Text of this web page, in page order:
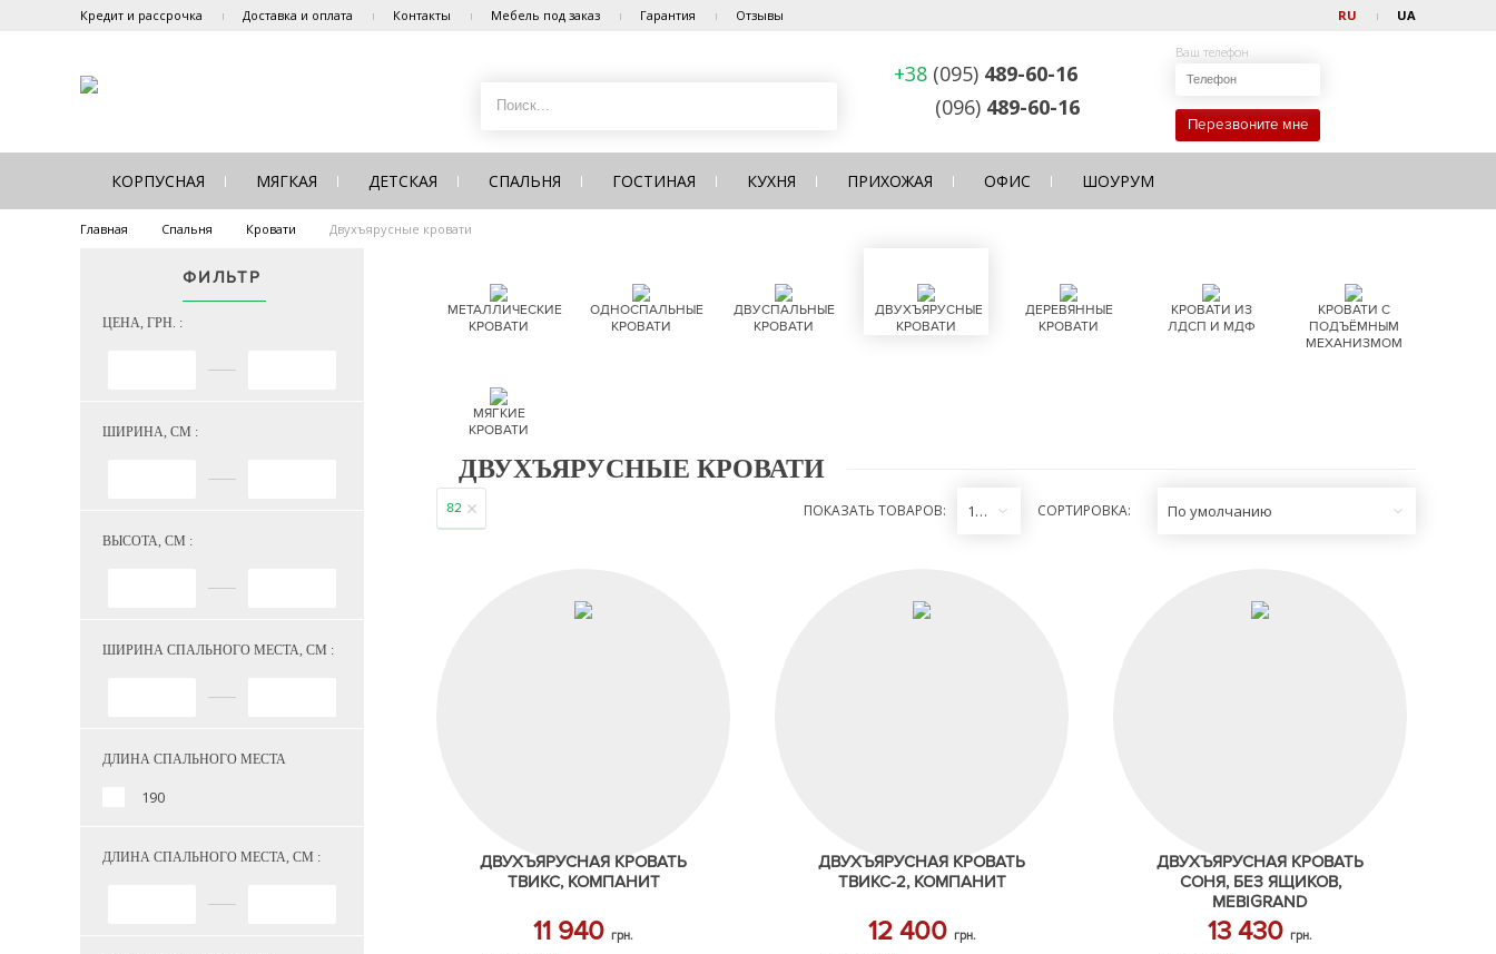
Кредит и рассрочка Доставка и оплата Контакты Мебель под заказ Гарантия Отзывы RU UA
+38 (095) 489-60-16
(096) 489-60-16
Ваш телефон
Перезвоните мне
КОРПУСНАЯ МЯГКАЯ ДЕТСКАЯ СПАЛЬНЯ ГОСТИНАЯ КУХНЯ ПРИХОЖАЯ ОФИС ШОУРУМ
Главная Спальня Кровати Двухъярусные кровати
ФИЛЬТР
ЦЕНА, ГРН. :
ШИРИНА, СМ :
ВЫСОТА, СМ :
ШИРИНА СПАЛЬНОГО МЕСТА, СМ :
ДЛИНА СПАЛЬНОГО МЕСТА
190
ДЛИНА СПАЛЬНОГО МЕСТА, СМ :
МЕТАЛЛИЧЕСКИЕ
КРОВАТИ
ОДНОСПАЛЬНЫЕ
КРОВАТИ
ДВУСПАЛЬНЫЕ
КРОВАТИ
ДВУХЪЯРУСНЫЕ
КРОВАТИ
ДЕРЕВЯННЫЕ
КРОВАТИ
КРОВАТИ ИЗ
ЛДСП И МДФ
КРОВАТИ С
ПОДЪЁМНЫМ
МЕХАНИЗМОМ
МЯГКИЕ
КРОВАТИ
ДВУХЪЯРУСНЫЕ КРОВАТИ
82 ПОКАЗАТЬ ТОВАРОВ: 12 СОРТИРОВКА: По умолчанию
ДВУХЪЯРУСНАЯ КРОВАТЬ
ТВИКС, КОМПАНИТ
11 940 грн.
ДВУХЪЯРУСНАЯ КРОВАТЬ
ТВИКС-2, КОМПАНИТ
12 400 грн.
ДВУХЪЯРУСНАЯ КРОВАТЬ
СОНЯ, БЕЗ ЯЩИКОВ,
MEBIGRAND
13 430 грн.